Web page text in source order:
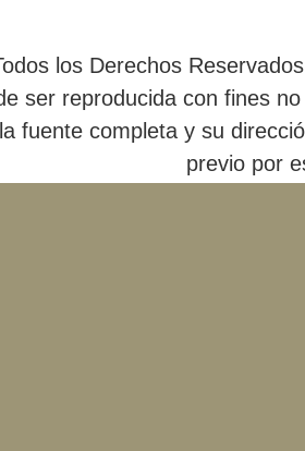
los Derechos
ser reproducida con fines
fuente completa y su
previo por